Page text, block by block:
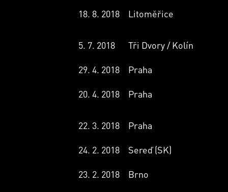
18. 8. 2018 Litoměřice
5. 7. 2018 Tři Dvory / Kolín
29. 4. 2018 Praha
20. 4. 2018 Praha
22. 3. 2018 Praha
24. 2. 2018 Sereď (SK)
23. 2. 2018 Brno